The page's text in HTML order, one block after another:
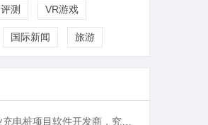
评测 VR游戏
国际新闻 旅游